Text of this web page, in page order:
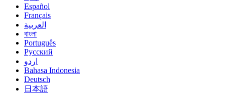
Español
Français
العربية
বাংলা
Português
Русский
اردو
Bahasa Indonesia
Deutsch
日本語